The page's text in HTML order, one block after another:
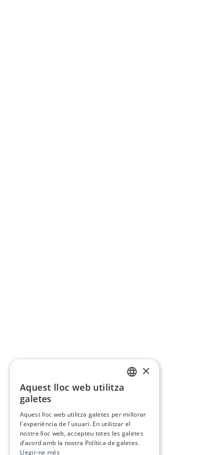
×
Aquest lloc web utilitza
galetes
Aquest lloc web utilitza galetes per millorar
l'experiència de l'usuari. En utilitzar el
nostre lloc web, accepteu totes les galetes
d’acord amb la nostra Política de galetes.
Llegir-ne més